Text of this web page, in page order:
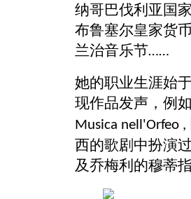
纳哥巴伐利亚国
布鲁塞尔皇家货
兰治音乐节……
她的职业生涯始
现作品发声，例如
Musica nell'Orfeo ,
西的歌剧中扮演
及乔梅利的穆蒂